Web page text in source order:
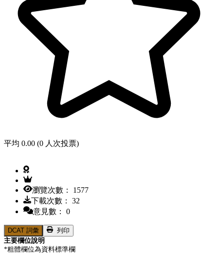
平均 0.00 (0 人次投票)
瀏覽次數： 1577
下載次數： 32
意見數： 0
DCAT 詞彙
列印
主要欄位說明
*粗體欄位為資料標準欄